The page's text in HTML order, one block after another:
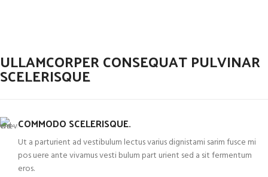
ULLAMCORPER CONSEQUAT PULVINAR
SCELERISQUE
COMMODO SCELERISQUE.
Ut a parturient ad vestibulum lectus varius dignistami sarim fusce mi
pos uere ante vivamus vesti bulum part urient sed a sit fermentum
eros.